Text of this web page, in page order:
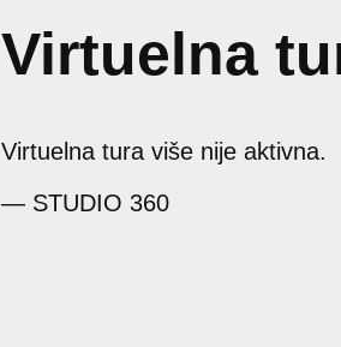
Virtuelna
Virtuelna tura više nije aktivna.
— STUDIO 360